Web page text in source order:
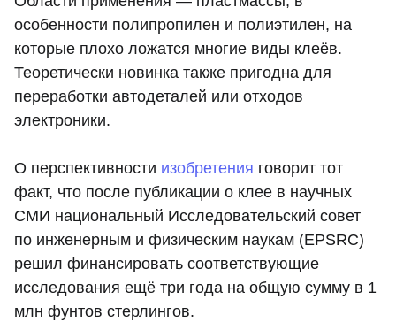
особенности полипропилен и полиэтилен, на
которые плохо ложатся многие виды клеёв.
Теоретически новинка также пригодна для
переработки автодеталей или отходов
электроники.
О перспективности изобретения говорит тот
факт, что после публикации о клее в научных
СМИ национальный Исследовательский совет
по инженерным и физическим наукам (EPSRC)
решил финансировать соответствующие
исследования ещё три года на общую сумму в 1
млн фунтов стерлингов.